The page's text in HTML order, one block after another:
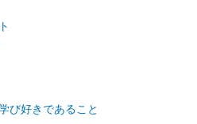
び好きであること